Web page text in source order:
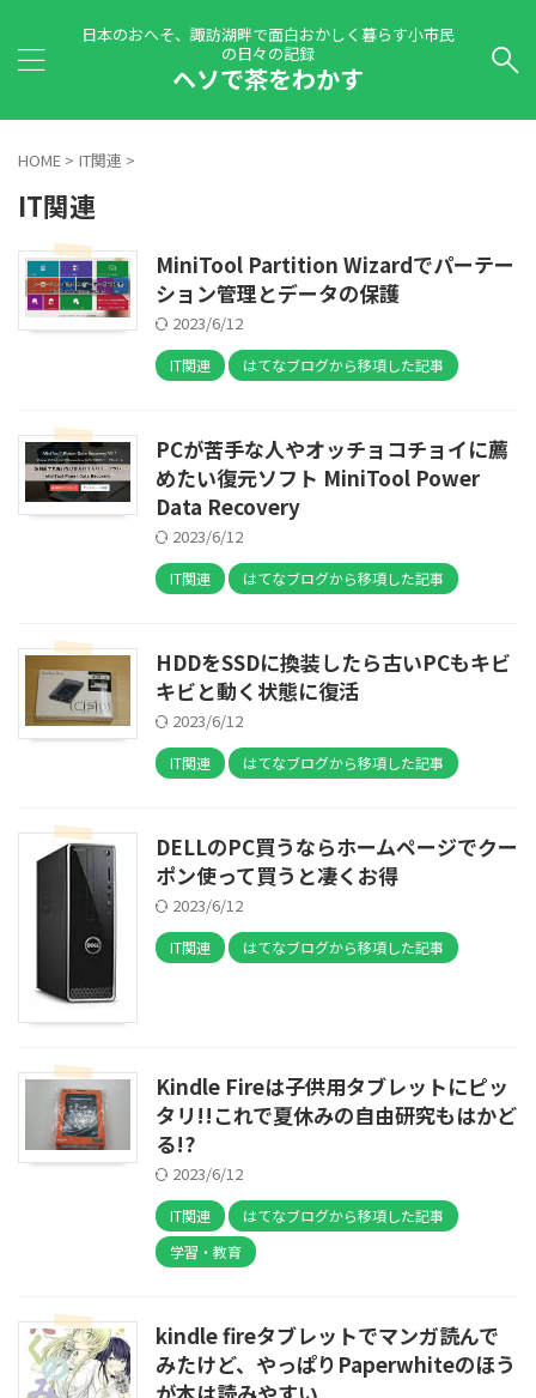
日本のおへそ、諏訪湖畔で面白おかしく暮らす小市民
の日々の記録
ヘソで茶をわかす
HOME > IT関連 >
IT関連
MiniTool Partition Wizardでパーテー
ション管理とデータの保護
2023/6/12
IT関連 はてなブログから移項した記事
PCが苦手な人やオッチョコチョイに薦
めたい復元ソフト MiniTool Power
Data Recovery
2023/6/12
IT関連 はてなブログから移項した記事
HDDをSSDに換装したら古いPCもキビ
キビと動く状態に復活
2023/6/12
IT関連 はてなブログから移項した記事
DELLのPC買うならホームページでクー
ポン使って買うと凄くお得
2023/6/12
IT関連 はてなブログから移項した記事
Kindle Fireは子供用タブレットにピッ
タリ!!これで夏休みの自由研究もはかど
る!?
2023/6/12
IT関連
はてなブログから移項した記事
学習・教育
kindle fireタブレットでマンガ読んで
みたけど、やっぱりPaperwhiteのほう